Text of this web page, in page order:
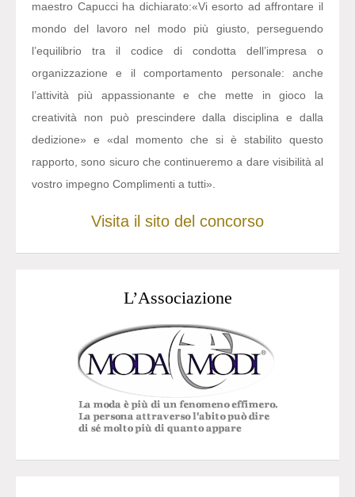
maestro Capucci ha dichiarato:«Vi esorto ad affrontare il
mondo del lavoro nel modo più giusto, perseguendo
l’equilibrio tra il codice di condotta dell’impresa o
organizzazione e il comportamento personale: anche
l’attività più appassionante e che mette in gioco la
creatività non può prescindere dalla disciplina e dalla
dedizione» e «dal momento che si è stabilito questo
rapporto, sono sicuro che continueremo a dare visibilità al
vostro impegno Complimenti a tutti».
Visita il sito del concorso
L’Associazione